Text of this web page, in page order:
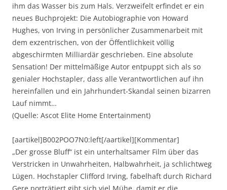
ihm das Wasser bis zum Hals. Verzweifelt erfindet er ein
neues Buchprojekt: Die Autobiographie von Howard
Hughes, von Irving in persönlicher Zusammenarbeit mit
dem exzentrischen, von der Öffentlichkeit völlig
abgeschirmten Milliardär geschrieben. Eine absolute
Sensation! Der mittelmäßige Autor entpuppt sich als so
genialer Hochstapler, dass alle Verantwortlichen auf ihn
hereinfallen und ein Jahrhundert-Skandal seinen bizarren
Lauf nimmt…
(Quelle: Ascot Elite Home Entertainment)
[aartikel]B002POO7N0:left[/aartikel][Kommentar]
„Der grosse Bluff“ ist ein unterhaltsamer Film über das
Verstricken in Unwahrheiten, Halbwahrheit, ja schlichtweg
Lügen. Hochstapler Clifford Irving, fabelhaft durch Richard